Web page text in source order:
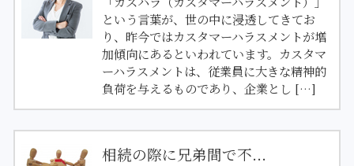
という言葉が、世の中に浸透してきてお
り、昨今ではカスタマーハラスメントが増
加傾向にあるといわれています。カスタマ
ーハラスメントは、従業員に大きな精神的
負荷を与えるものであり、企業とし […]
相続の際に兄弟間で不...